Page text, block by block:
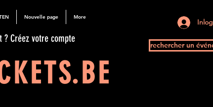
Nouvelle page More
? Créez votre compte
rechercher un